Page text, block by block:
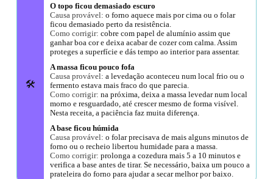
🛠️
O topo ficou demasiado escuro
Causa provável: o forno aquece mais por cima ou o folar
ficou demasiado perto da resistência.
Como corrigir: cobre com papel de alumínio assim que
ganhar boa cor e deixa acabar de cozer com calma. Assim
proteges a superfície e dás tempo ao interior para assentar.
A massa ficou pouco fofa
Causa provável: a levedação aconteceu num local frio ou o
fermento estava mais fraco do que parecia.
Como corrigir: na próxima, deixa a massa levedar num local
morno e resguardado, até crescer mesmo de forma visível.
Nesta receita, a paciência faz muita diferença.
A base ficou húmida
Causa provável: o folar precisava de mais alguns minutos de
forno ou o recheio libertou humidade para a massa.
Como corrigir: prolonga a cozedura mais 5 a 10 minutos e
verifica a base antes de tirar. Se necessário, baixa um pouco a
prateleira do forno para ajudar a secar melhor por baixo.